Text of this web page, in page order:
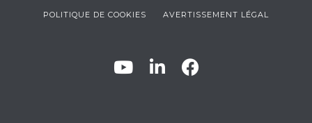
POLITIQUE DE COOKIES AVERTISSEMENT LÉGAL